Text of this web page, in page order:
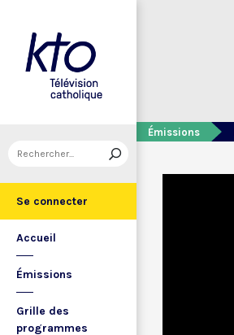
Se connecter
Accueil
Émissions
Grille des
programmes
Émissions